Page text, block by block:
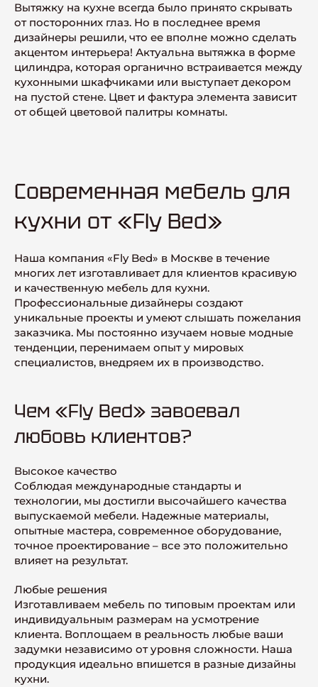
Вытяжку на кухне всегда было принято скрывать
от посторонних глаз. Но в последнее время
дизайнеры решили, что ее вполне можно сделать
акцентом интерьера! Актуальна вытяжка в форме
цилиндра, которая органично встраивается между
кухонными шкафчиками или выступает декором
на пустой стене. Цвет и фактура элемента зависит
от общей цветовой палитры комнаты.
Современная мебель для
кухни от «Fly Bed»
Наша компания «Fly Bed» в Москве в течение
многих лет изготавливает для клиентов красивую
и качественную мебель для кухни.
Профессиональные дизайнеры создают
уникальные проекты и умеют слышать пожелания
заказчика. Мы постоянно изучаем новые модные
тенденции, перенимаем опыт у мировых
специалистов, внедряем их в производство.
Чем «Fly Bed» завоевал
любовь клиентов?
Высокое качество
Соблюдая международные стандарты и
технологии, мы достигли высочайшего качества
выпускаемой мебели. Надежные материалы,
опытные мастера, современное оборудование,
точное проектирование – все это положительно
влияет на результат.
Любые решения
Изготавливаем мебель по типовым проектам или
индивидуальным размерам на усмотрение
клиента. Воплощаем в реальность любые ваши
задумки независимо от уровня сложности. Наша
продукция идеально впишется в разные дизайны
кухни.